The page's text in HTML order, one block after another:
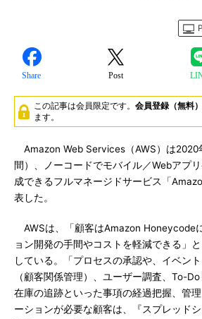
Share Post
この記事は会員限定です。 会員登録（無料）
ます。
Amazon Web Services（AWS）は2020
間）、ノーコードでモバイル／Webアプ
成できるフルマネージドサービス「
表した。
AWSは、「顧客はAmazon Honeycode
ョン開発の手間やコストを軽減できる」
している。「プロセスの承認や、イベント
（顧客関係管理）、ユーザー調査、To-
在庫の追跡といった事項の経過把握、管
ーションが必要な顧客は、『スプレッド